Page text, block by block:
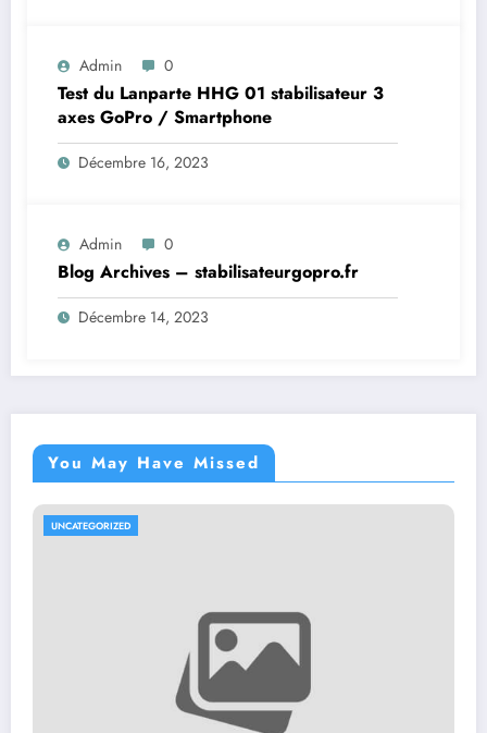
Admin 0
Test du Lanparte HHG 01 stabilisateur 3
axes GoPro / Smartphone
Décembre 16, 2023
Admin 0
Blog Archives – stabilisateurgopro.fr
Décembre 14, 2023
You May Have Missed